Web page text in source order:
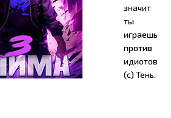
значит
ты
играешь
против
идиотов
(с) Тень.